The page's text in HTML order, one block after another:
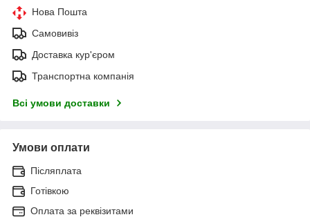
Нова Пошта
Самовивіз
Доставка кур'єром
Транспортна компанія
Всі умови доставки
Умови оплати
Післяплата
Готівкою
Оплата за реквізитами